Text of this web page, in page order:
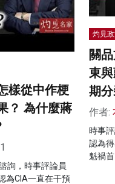
樣從中作梗
？ 為什麼蔣
詢，時事評論員
為CIA一直在干預
灼見
關
東
期
作者:
時事
認為
魁禍